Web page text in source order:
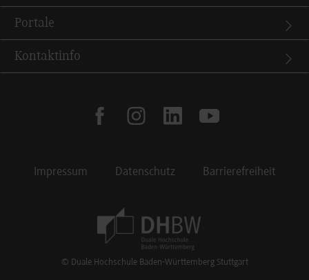
Portale
Kontaktinfo
facebookinstagramlinkedinyoutube
Impressum Datenschutz Barrierefreiheit
© Duale Hochschule Baden-Württemberg Stuttgart